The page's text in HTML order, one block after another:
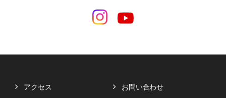
アクセス お問い合わせ